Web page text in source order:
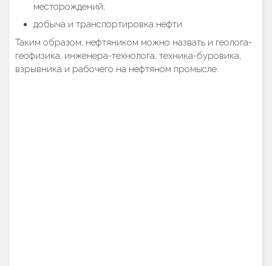
месторождений;
добыча и транспортировка нефти.
Таким образом, нефтяником можно назвать и геолога-
геофизика, инженера-технолога, техника-буровика,
взрывника и рабочего на нефтяном промысле.